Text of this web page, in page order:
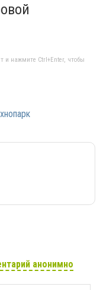
и нажмите Ctrl+Enter, чтобы
анонимно